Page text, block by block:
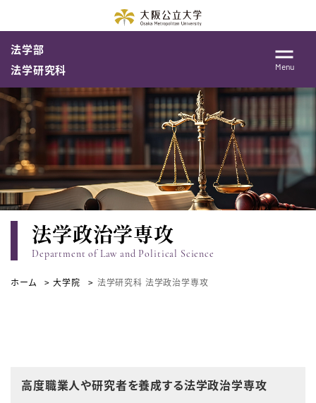
法学部
法学研究科
Menu
法学政治学専攻
Department of Law and Political Science
ホーム 大学院 法学研究科 法学政治学専攻
高度職業人や研究者を養成する法学政治学専攻